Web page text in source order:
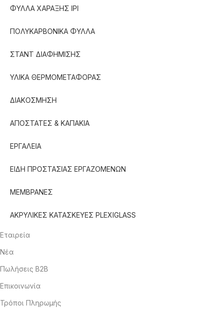
ΦΥΛΛΑ ΧΑΡΑΞΗΣ IPI
ΠΟΛΥΚΑΡΒΟΝΙΚΑ ΦΥΛΛΑ
ΣΤΑΝΤ ΔΙΑΦΗΜΙΣΗΣ
ΥΛΙΚΑ ΘΕΡΜΟΜΕΤΑΦΟΡΑΣ
ΔΙΑΚΟΣΜΗΣΗ
ΑΠΟΣΤΑΤΕΣ & ΚΑΠΑΚΙΑ
ΕΡΓΑΛΕΙΑ
ΕΙΔΗ ΠΡΟΣΤΑΣΙΑΣ ΕΡΓΑΖΟΜΕΝΩΝ
ΜΕΜΒΡΑΝΕΣ
ΑΚΡΥΛΙΚΕΣ ΚΑΤΑΣΚΕΥΕΣ PLEXIGLASS
Εταιρεία
Νέα
Πωλήσεις B2B
Επικοινωνία
Τρόποι Πληρωμής